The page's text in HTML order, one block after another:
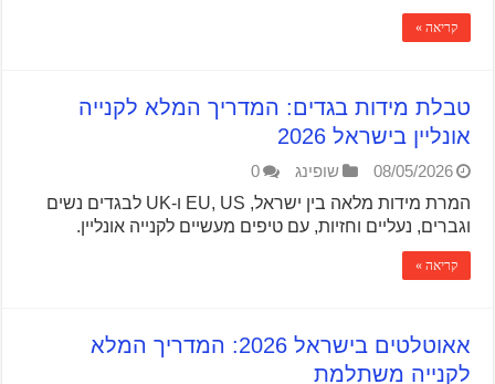
קריאה »
טבלת מידות בגדים: המדריך המלא לקנייה
אונליין בישראל 2026
08/05/2026 שופינג
0
המרת מידות מלאה בין ישראל, EU, US ו-UK לבגדים נשים
וגברים, נעליים וחזיות, עם טיפים מעשיים לקנייה אונליין.
קריאה »
אאוטלטים בישראל 2026: המדריך המלא
לקנייה משתלמת